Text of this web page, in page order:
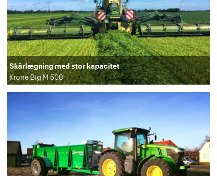
Skårlægning med stor kapacitet
Krone Big M 500